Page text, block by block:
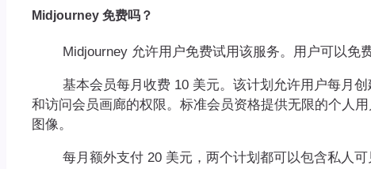
Midjourney 免费吗？
Midjourney 允许用户免费试用该服务。用户可以免费
基本会员每月收费 10 美元。该计划允许用户每月创
和访问会员画廊的权限。标准会员资格提供无限的个人
图像。
每月额外支付 20 美元，两个计划都可以包含私人可